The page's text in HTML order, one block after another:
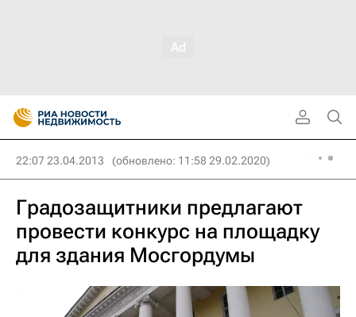
22:07 23.04.2013 (обновлено: 11:58 29.02.2020)
Градозащитники предлагают
провести конкурс на площадку
для здания Мосгордумы